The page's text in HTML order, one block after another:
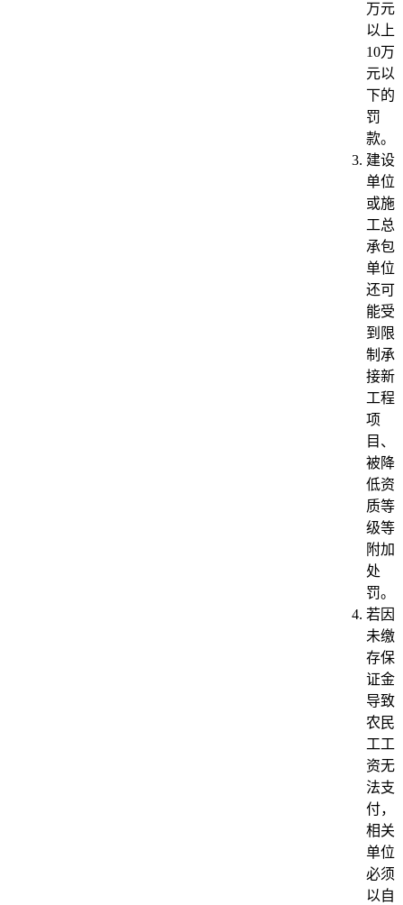
万元
以上
10万
元以
下的
罚
款。
建设
单位
或施
工总
承包
单位
还可
能受
到限
制承
接新
工程
项
目、
被降
低资
质等
级等
附加
处
罚。
若因
未缴
存保
证金
导致
农民
工工
资无
法支
付，
相关
单位
必须
以自